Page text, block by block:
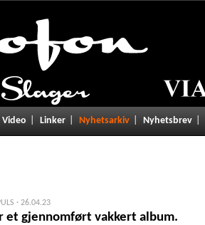
Video Linker Nyhetsarkiv Nyhetsbrev
· 26.04.23
et gjennomført vakkert album.